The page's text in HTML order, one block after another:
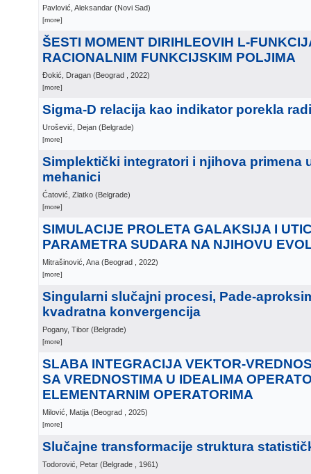
Pavlović, Aleksandar (Novi Sad)
[more]
ŠESTI MOMENT DIRIHLEOVIH L-
RACIONALNIM FUNKCIJSKIM POLJIMA
Đokić, Dragan (Beograd , 2022)
[more]
Sigma-D relacija kao indikator porekla
Urošević, Dejan (Belgrade)
[more]
Simplektički integratori i njihova primena
mehanici
Ćatović, Zlatko (Belgrade)
[more]
SIMULACIJE PROLETA GALAKSIJA I
PARAMETRA SUDARA NA NJIHOVU
Mitrašinović, Ana (Beograd , 2022)
[more]
Singularni slučajni procesi, Pade-
kvadratna konvergencija
Pogany, Tibor (Belgrade)
[more]
SLABA INTEGRACIJA VEKTOR-
SA VREDNOSTIMA U IDEALIMA
ELEMENTARNIM OPERATORIMA
Milović, Matija (Beograd , 2025)
[more]
Slučajne transformacije struktura
Todorović, Petar (Belgrade , 1961)